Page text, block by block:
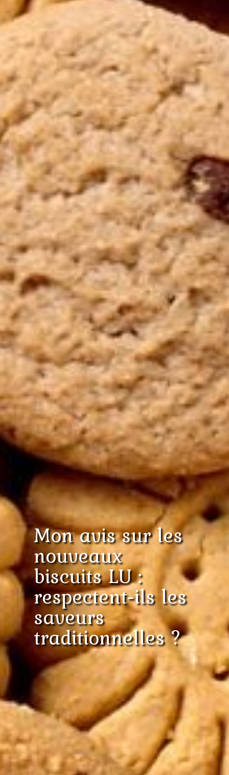
Mon avis sur les
nouveaux
biscuits LU :
respectent-ils les
saveurs
traditionnelles ?